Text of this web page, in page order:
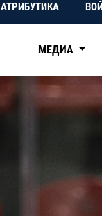
АТРИБУТИКА
МЕДИА